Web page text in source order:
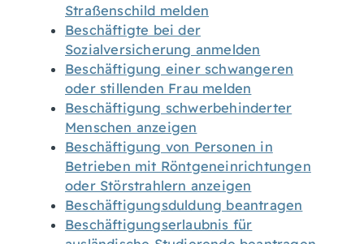
Straßenschild melden
Beschäftigte bei der
Sozialversicherung anmelden
Beschäftigung einer schwangeren
oder stillenden Frau melden
Beschäftigung schwerbehinderter
Menschen anzeigen
Beschäftigung von Personen in
Betrieben mit Röntgeneinrichtungen
oder Störstrahlern anzeigen
Beschäftigungsduldung beantragen
Beschäftigungserlaubnis für